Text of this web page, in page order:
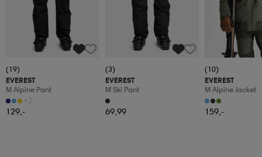
(19)
EVEREST
M Alpine Pant
+2
129,-
(3)
EVEREST
M Ski Pant
69,99
(10)
EVEREST
M Alpine Jacket
159,-